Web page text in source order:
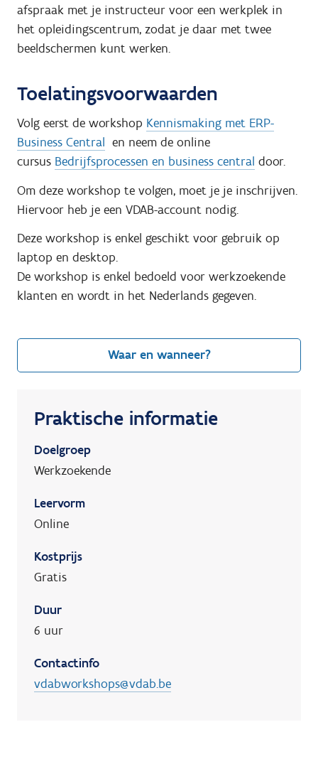
afspraak met je instructeur voor een werkplek in
het opleidingscentrum, zodat je daar met twee
beeldschermen kunt werken.
Toelatingsvoorwaarden
Volg eerst de workshop Kennismaking met ERP-
Business Central en neem de online
cursus Bedrijfsprocessen en business central door.
Om deze workshop te volgen, moet je je inschrijven.
Hiervoor heb je een VDAB-account nodig.
Deze workshop is enkel geschikt voor gebruik op
laptop en desktop.
De workshop is enkel bedoeld voor werkzoekende
klanten en wordt in het Nederlands gegeven.
Waar en wanneer?
Praktische informatie
Doelgroep
Werkzoekende
Leervorm
Online
Kostprijs
Gratis
Duur
6 uur
Contactinfo
vdabworkshops@vdab.be